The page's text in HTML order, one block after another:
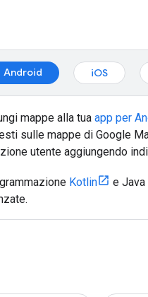
Android iOS
mappe alla tua app per
sulle mappe di Google
utente aggiungendo
Kotlin e